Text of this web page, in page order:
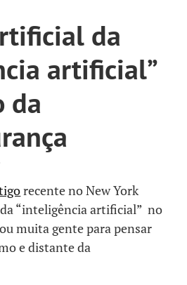
da
artificial”
da
recente no New York
da “inteligência artificial” no
muita gente para pensar
e distante da